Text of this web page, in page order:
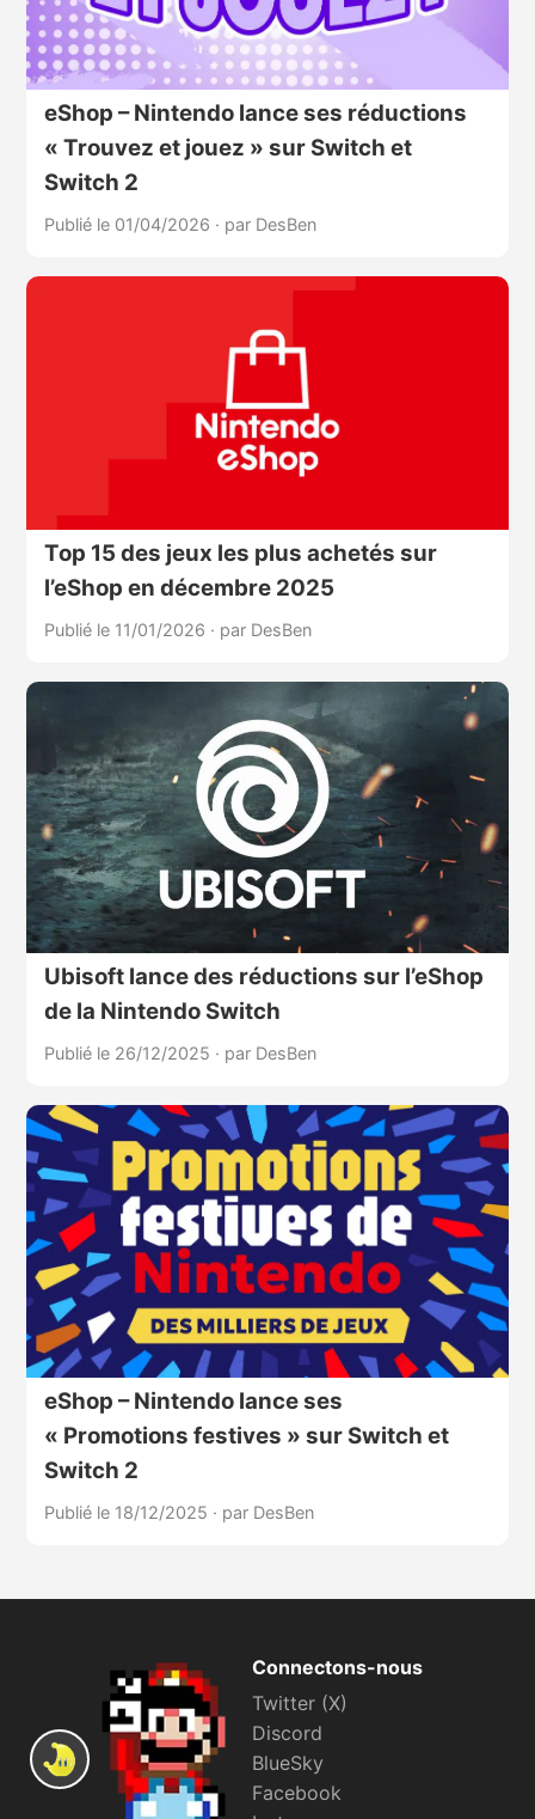
eShop – Nintendo lance ses réductions
« Trouvez et jouez » sur Switch et
Switch 2
Publié le 01/04/2026 · par DesBen
Top 15 des jeux les plus achetés sur
l’eShop en décembre 2025
Publié le 11/01/2026 · par DesBen
Ubisoft lance des réductions sur l’eShop
de la Nintendo Switch
Publié le 26/12/2025 · par DesBen
eShop – Nintendo lance ses
« Promotions festives » sur Switch et
Switch 2
Publié le 18/12/2025 · par DesBen
Connectons-nous
Twitter (X)
Discord
BlueSky
Facebook